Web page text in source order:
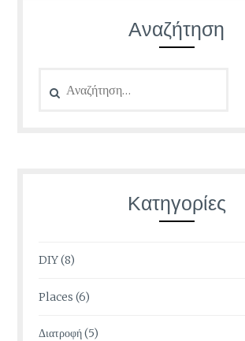
Αναζήτηση
για:
Κατηγορίες
DIY(8)
Places (6)
Διατροφή(5)